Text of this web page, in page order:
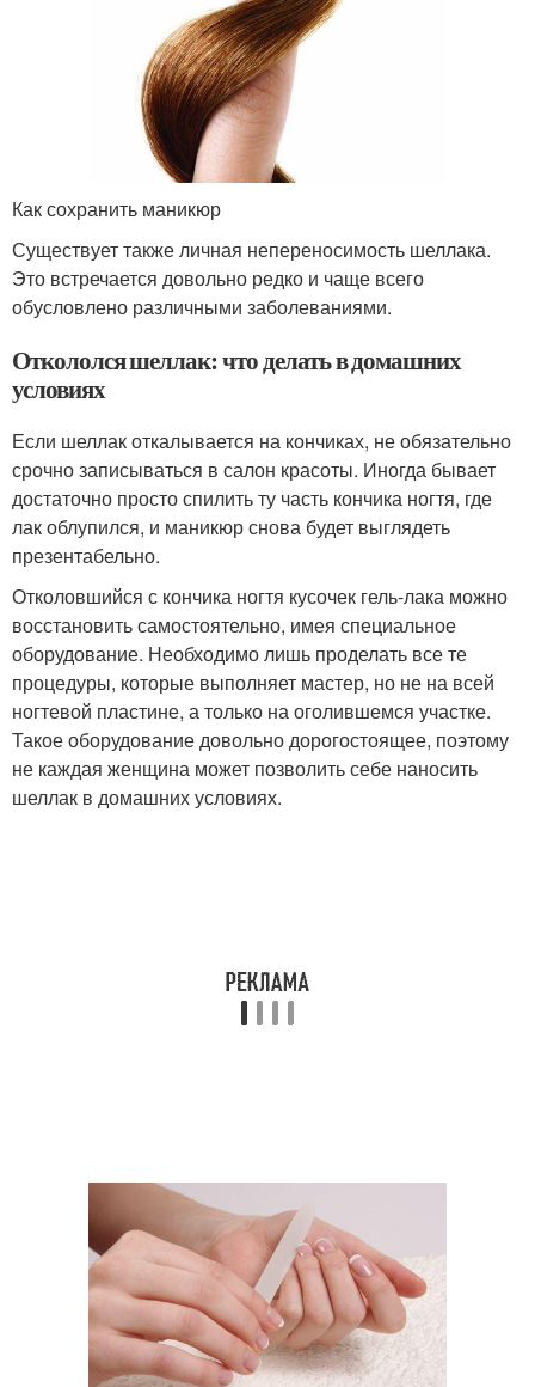
Как сохранить маникюр
Существует также личная непереносимость шеллака.
Это встречается довольно редко и чаще всего
обусловлено различными заболеваниями.
Откололся шеллак: что делать в домашних
условиях
Если шеллак откалывается на кончиках, не обязательно
срочно записываться в салон красоты. Иногда бывает
достаточно просто спилить ту часть кончика ногтя, где
лак облупился, и маникюр снова будет выглядеть
презентабельно.
Отколовшийся с кончика ногтя кусочек гель-лака можно
восстановить самостоятельно, имея специальное
оборудование. Необходимо лишь проделать все те
процедуры, которые выполняет мастер, но не на всей
ногтевой пластине, а только на оголившемся участке.
Такое оборудование довольно дорогостоящее, поэтому
не каждая женщина может позволить себе наносить
шеллак в домашних условиях.